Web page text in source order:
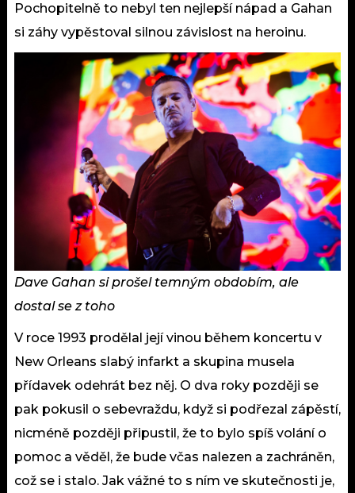
Pochopitelně to nebyl ten nejlepší nápad a Gahan
si záhy vypěstoval silnou závislost na heroinu.
Dave Gahan si prošel temným obdobím, ale
dostal se z toho
V roce 1993 prodělal její vinou během koncertu v
New Orleans slabý infarkt a skupina musela
přídavek odehrát bez něj. O dva roky později se
pak pokusil o sebevraždu, když si podřezal zápěstí,
nicméně později připustil, že to bylo spíš volání o
pomoc a věděl, že bude včas nalezen a zachráněn,
což se i stalo. Jak vážné to s ním ve skutečnosti je,